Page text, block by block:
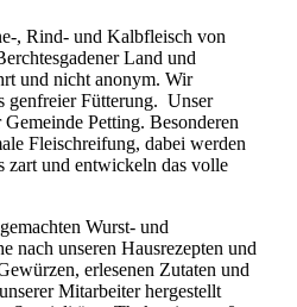
, Rind- und Kalbfleisch von
Land und
und nicht anonym. Wir
genfreier Fütterung. Unser
Petting. Besonderen
Fleischreifung, dabei werden
zart und entwickeln das volle
Wurst- und
nach unseren Hausrezepten und
erlesenen Zutaten und
Mitarbeiter hergestellt